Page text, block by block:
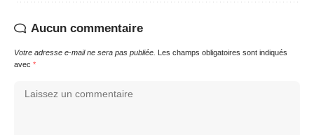
Aucun commentaire
Votre adresse e-mail ne sera pas publiée. Les champs obligatoires sont indiqués
avec *